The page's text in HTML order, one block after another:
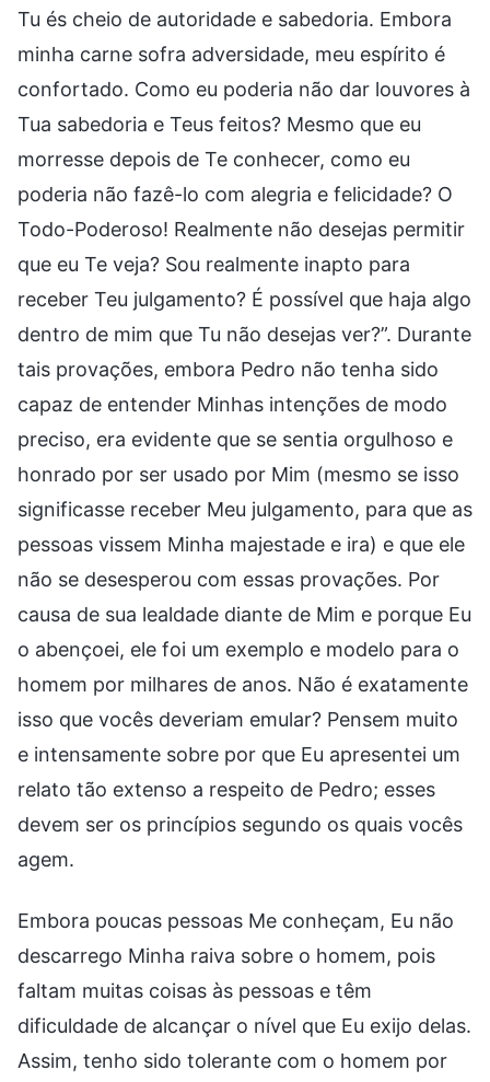
Tu és cheio de autoridade e sabedoria. Embora
minha carne sofra adversidade, meu espírito é
confortado. Como eu poderia não dar louvores à
Tua sabedoria e Teus feitos? Mesmo que eu
morresse depois de Te conhecer, como eu
poderia não fazê-lo com alegria e felicidade? O
Todo-Poderoso! Realmente não desejas permitir
que eu Te veja? Sou realmente inapto para
receber Teu julgamento? É possível que haja algo
dentro de mim que Tu não desejas ver?”. Durante
tais provações, embora Pedro não tenha sido
capaz de entender Minhas intenções de modo
preciso, era evidente que se sentia orgulhoso e
honrado por ser usado por Mim (mesmo se isso
significasse receber Meu julgamento, para que as
pessoas vissem Minha majestade e ira) e que ele
não se desesperou com essas provações. Por
causa de sua lealdade diante de Mim e porque Eu
o abençoei, ele foi um exemplo e modelo para o
homem por milhares de anos. Não é exatamente
isso que vocês deveriam emular? Pensem muito
e intensamente sobre por que Eu apresentei um
relato tão extenso a respeito de Pedro; esses
devem ser os princípios segundo os quais vocês
agem.
Embora poucas pessoas Me conheçam, Eu não
descarrego Minha raiva sobre o homem, pois
faltam muitas coisas às pessoas e têm
dificuldade de alcançar o nível que Eu exijo delas.
Assim, tenho sido tolerante com o homem por